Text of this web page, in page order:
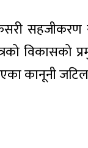
विकासको
कानूनी